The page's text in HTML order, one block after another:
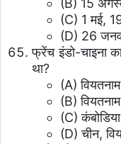
(C) 1 मई,
(D) 26
फ्रेंच इंडो-चाइना
था?
(A)
(B)
(C)
(D) चीन,